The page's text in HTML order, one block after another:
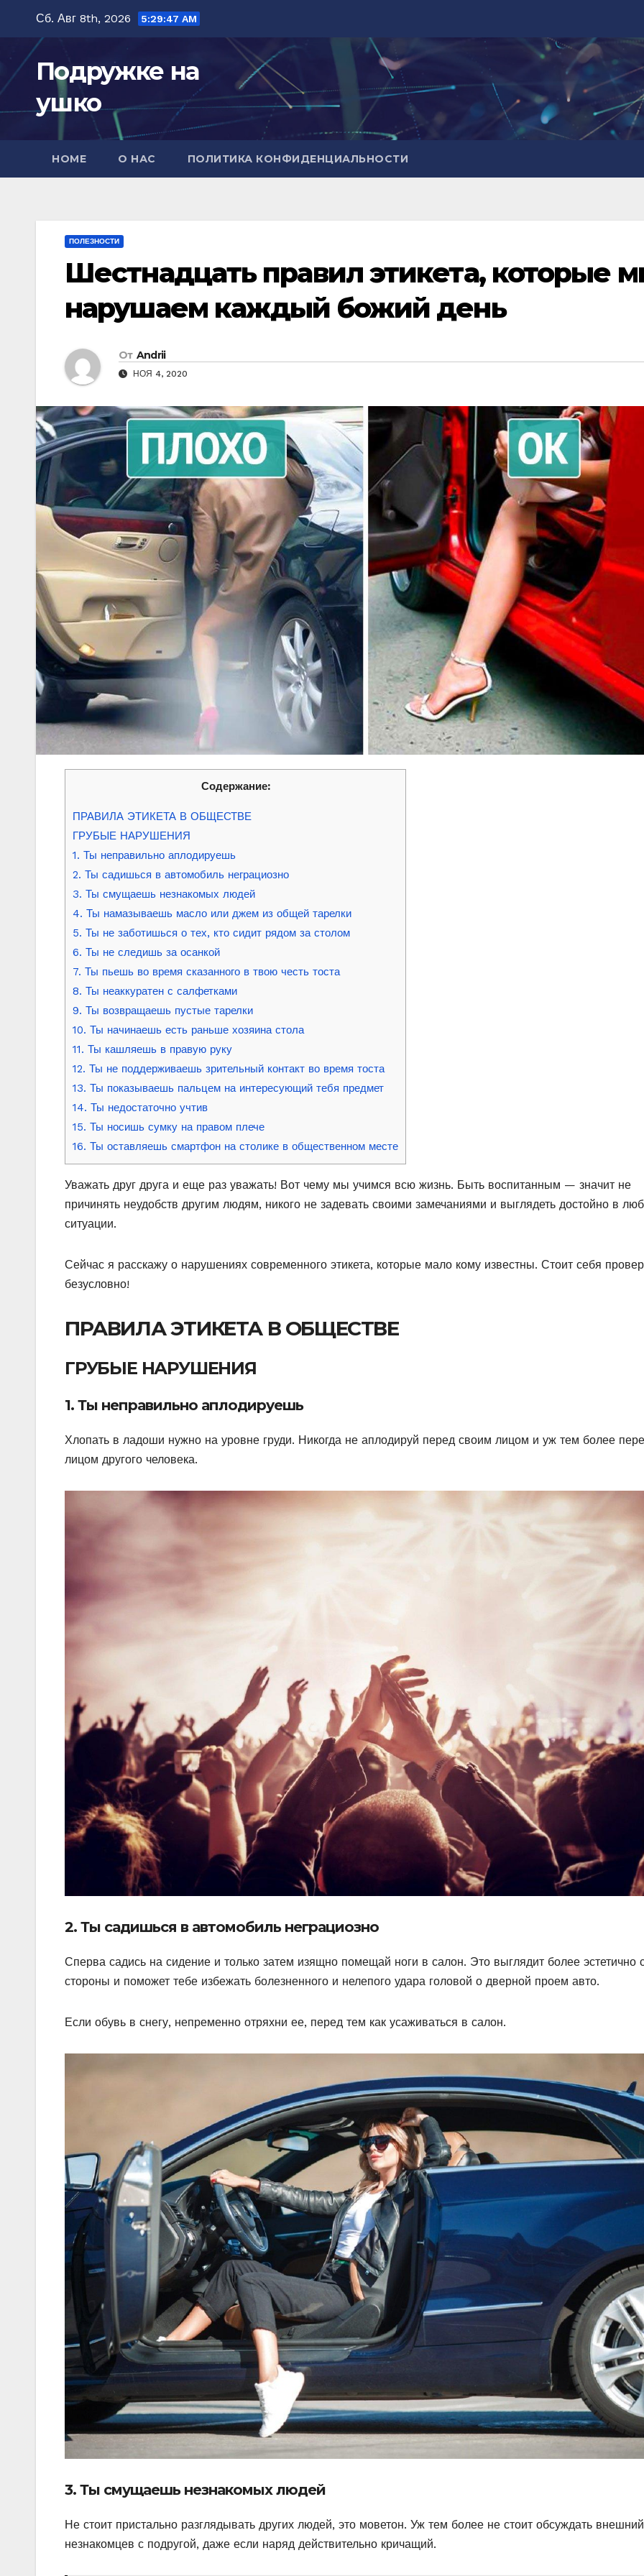
содержимому
Сб. Авг 8th, 2026 5:29:49 AM
Подружке на
ушко
HOME О НАС ПОЛИТИКА КОНФИДЕНЦИАЛЬНОСТИ
ПОЛЕЗНОСТИ
Шестнадцать правил этикета, которые
нарушаем каждый божий день
От Andrii
НОЯ 4, 2020
Содержание:
ПРАВИЛА ЭТИКЕТА В ОБЩЕСТВЕ
ГРУБЫЕ НАРУШЕНИЯ
1. Ты неправильно аплодируешь
2. Ты садишься в автомобиль неграциозно
3. Ты смущаешь незнакомых людей
4. Ты намазываешь масло или джем из общей тарелки
5. Ты не заботишься о тех, кто сидит рядом за столом
6. Ты не следишь за осанкой
7. Ты пьешь во время сказанного в твою честь тоста
8. Ты неаккуратен с салфетками
9. Ты возвращаешь пустые тарелки
10. Ты начинаешь есть раньше хозяина стола
11. Ты кашляешь в правую руку
12. Ты не поддерживаешь зрительный контакт во время тоста
13. Ты показываешь пальцем на интересующий тебя предмет
14. Ты недостаточно учтив
15. Ты носишь сумку на правом плече
16. Ты оставляешь смартфон на столике в общественном месте
Уважать друг друга и еще раз уважать! Вот чему мы учимся всю жизнь. Быть воспитанным — значит не
причинять неудобств другим людям, никого не задевать своими замечаниями и выглядеть достойно в
ситуации.
Сейчас я расскажу о нарушениях современного этикета, которые мало кому известны. Стоит себя
безусловно!
ПРАВИЛА ЭТИКЕТА В ОБЩЕСТВЕ
ГРУБЫЕ НАРУШЕНИЯ
1. Ты неправильно аплодируешь
Хлопать в ладоши нужно на уровне груди. Никогда не аплодируй перед своим лицом и уж тем более
лицом другого человека.
2. Ты садишься в автомобиль неграциозно
Сперва садись на сидение и только затем изящно помещай ноги в салон. Это выглядит более эстетично
стороны и поможет тебе избежать болезненного и нелепого удара головой о дверной проем авто.
Если обувь в снегу, непременно отряхни ее, перед тем как усаживаться в салон.
3. Ты смущаешь незнакомых людей
Не стоит пристально разглядывать других людей, это моветон. Уж тем более не стоит обсуждать
незнакомцев с подругой, даже если наряд действительно кричащий.